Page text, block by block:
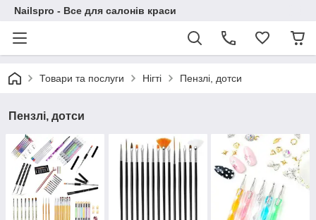
Nailspro - Все для салонів краси
Товари та послуги Нігті Пензлі, дотси
Пензлі, дотси